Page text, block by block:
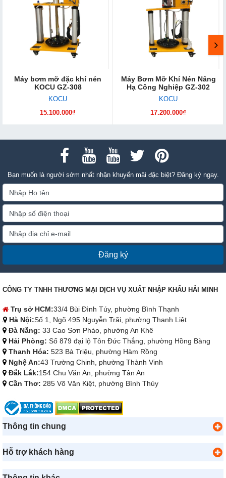
Máy bơm mỡ đặc khí nén
KOCU GZ-308
KOCU
15.100.000₫
Máy Bơm Mỡ Khí Nén Nâng
Hạ Công Nghiệp GZ-302
KOCU
17.200.000₫
Bạn muốn là người sớm nhất nhận khuyến mãi đặc biệt? Đăng ký ngay.
Đăng ký
CÔNG TY TNHH THƯƠNG MẠI DỊCH VỤ XUẤT NHẬP KHẨU HẢI MINH
Trụ sở HCM:33/4 Bùi Đình Túy, phường Bình Thạnh
Hà Nội:Số 1, Ngõ 495 Nguyễn Trãi, phường Thanh Liệt
Đà Nẵng: 33 Cao Sơn Pháo, phường An Khê
Hải Phòng: Số 879 đại lộ Tôn Đức Thắng, phường Hồng Bàng
Thanh Hóa: 523 Bà Triệu, phường Hàm Rồng
Nghệ An:43 Trường Chinh, phường Thành Vinh
Đắk Lắk:154 Chu Văn An, phường Tân An
Cần Thơ: 285 Võ Văn Kiệt, phường Bình Thủy
Thông tin chung
Hỗ trợ khách hàng